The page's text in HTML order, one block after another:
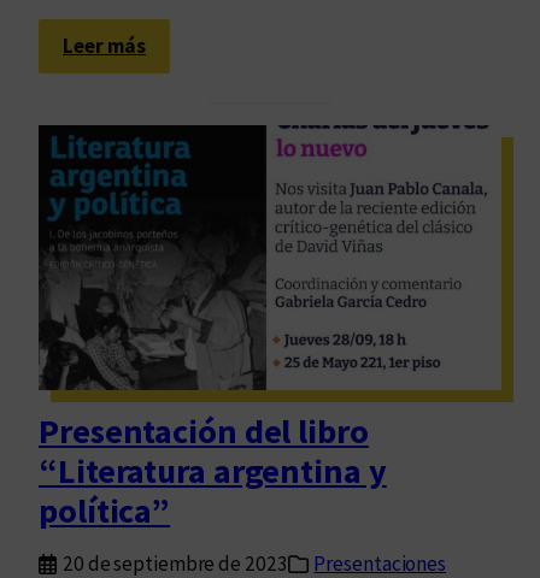
t
e
d
l
a
F
i
l
m
Leer más:
“
n
h
i
o
t
n
t
a
r
e
c
Presentación del libro
“Literatura argentina y
política”
20 de septiembre de 2023
Presentaciones